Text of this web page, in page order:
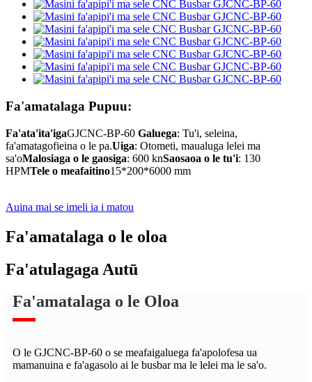
Fa'amatalaga Pupuu:
Fa'ata'ita'igaGJCNC-BP-60 Galuega: Tu'i, seleina,
fa'amatagofieina o le pa.Uiga: Otometi, maualuga lelei ma
sa'oMalosiaga o le gaosiga: 600 knSaosaoa o le tu'i: 130
HPMTele o meafaitino15*200*6000 mm
Auina mai se imeli ia i matou
Fa'amatalaga o le oloa
Fa'atulagaga Autū
Fa'amatalaga o le Oloa
O le GJCNC-BP-60 o se meafaigaluega fa'apolofesa ua
mamanuina e fa'agasolo ai le busbar ma le lelei ma le sa'o.